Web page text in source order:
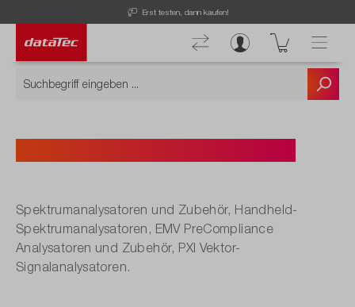
Erst testen, dann kaufen!
Spektrumanalysatoren und Zubehör, Handheld-
Spektrumanalysatoren, EMV PreCompliance
Analysatoren und Zubehör, PXI Vektor-
Signalanalysatoren.